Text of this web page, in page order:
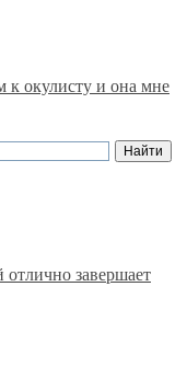
к окулисту и она мне
завершает